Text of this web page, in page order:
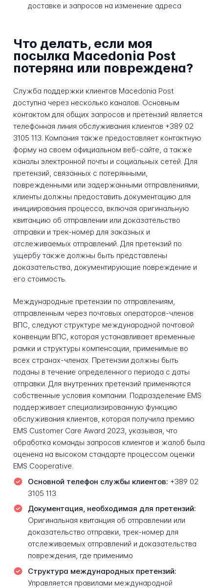
доставке и запросов на изменение адреса
Что делать, если моя
посылка Macedonia Post
потеряна или повреждена?
Служба поддержки клиентов Macedonia Post
доступна через несколько каналов. Основным
контактом для общих запросов и претензий является
телефонная линия обслуживания клиентов +389 02
3105 113. Компания также предоставляет контактную
форму на своем официальном веб-сайте, а также
каналы электронной почты и социальных сетей. Для
претензий, связанных с потерянными,
поврежденными или задержанными отправлениями,
клиенты должны предоставить документацию для
инициирования процесса, включая оригинальную
квитанцию об отправлении или доказательство
отправки и трек-номер для заказных и
отслеживаемых отправлений. Для претензий по
ущербу также должны быть представлены
доказательства, документирующие повреждение и
его стоимость.
Международные претензии по отправлениям,
отправленным через почтовых операторов-членов
ВПС, следуют структуре международной почтовой
конвенции ВПС, которая устанавливает временные
рамки и структуры компенсации, применимые во
всех странах-членах. Претензии должны быть
поданы в течение определенного периода с даты
отправки. Для внутренних претензий применяются
собственные условия компании. Подразделение EMS
поддерживает специализированную функцию
обслуживания клиентов, которая получила премию
EMS Customer Care Award 2023, указывая, что
обработка команды запросов клиентов и жалоб была
оценена на высоком стандарте процессом оценки
EMS Cooperative.
Основной телефон службы клиентов: +389 02
3105 113
Документация, необходимая для претензий:
Оригинальная квитанция об отправлении или
доказательство отправки, трек-номер для
отслеживаемых отправлений и доказательства
повреждения, где применимо
Структура международных претензий:
Управляется правилами международной